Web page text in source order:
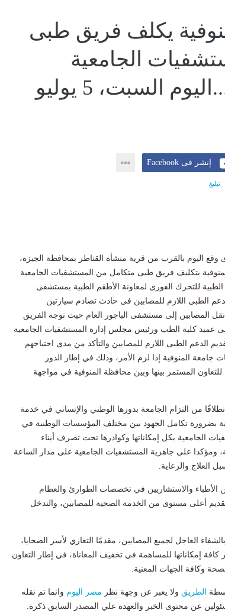
يكلف فريق طبى
الجامعية
للكشف ومتابعة...اليوم السبت، 5 يوليو
إنشر فى Facebook
تبليغ
اليوم بالقرب من قرية منشأة القناطر بمحافظة الجيزة،
بتكليف فريق طبى متكامل من المستشفيات الجامعية
للتحرك الفورى لمعاونة الأطقم الطبية بمستشفى
الطبى اللازم للمصابين فى حادث تصادم سيارتين
المصابين إلى مستشفى الباجور العام حيث توجه الفريق
عميد كلية الطب ورئيس مجلس إدارة المستشفيات الجامعية
الدعم الطبى اللازم للمصابين والتأكد من مدى احتياجهم
جامعة المنوفية إذا لزم الأمر، وذلك في إطار الدور
للتعاون المستمر بينها وبين محافظة المنوفية في مواجهة
من التزام الجامعة بدورها الوطني والإنساني في خدمة
بضرورة تكامل الجهود بين مختلف المؤسسات الوطنية في
الجامعية بكل إمكاناتها وكوادرها تحت تصرف أبناء
ومؤكدا على جاهزية المستشفيات الجامعية على مدار الساعة
العلاج والرعاية.
الأطباء والاستشاريين في تخصصات الطوارئ والعظام
أعلى مستوى من الخدمة الصحية للمصابين، والتدخل
العاجل لجميع المصابين، مقدمًا التعازي لأسر الضحايا،
إمكاناتها للمساهمة في تخفيف المعاناة، في إطار التعاون
وكافة الجهات المعنية.
الطريق ولا يعبر عن وجهة نظر مصر اليوم وانما تم نقله
عن محتوى الخبر والعهدة علي المصدر السابق ذكرة.